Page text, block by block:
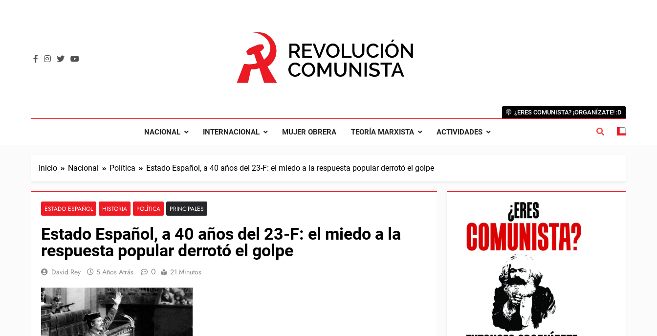
NACIONAL INTERNACIONAL MUJER OBRERA TEORÍA MARXISTA ACTIVIDADES
¿ERES COMUNISTA? ¡ORGANÍZATE! :D
Inicio Nacional Política Estado Español, a 40 años del 23-F: el miedo a la respuesta popular derrotó el golpe
ESTADO ESPAÑOL HISTORIA POLÍTICA PRINCIPALES
Estado Español, a 40 años del 23-F: el miedo a la
respuesta popular derrotó el golpe
David Rey 5 Años Atrás 0 21 Minutos